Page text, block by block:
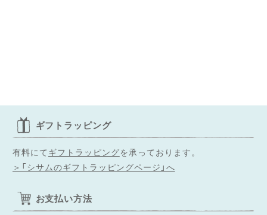
ギフトラッピング
有料にて ギフトラッピングを承っております。
＞「シサムのギフトラッピングページ」へ
お支払い方法